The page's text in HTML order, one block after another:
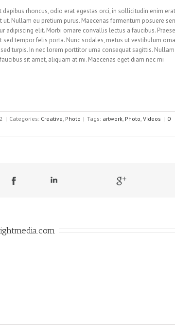
rhoncus, odio erat egestas orci, in sollicitudin enim
Nullam eu pretium purus. Maecenas fermentum posuere
adipiscing elit. Morbi ornare convallis lectus a faucibus.
tempor felis porta. Nunc sodales, metus ut vestibulum
turpis. In nec lorem porttitor urna consequat sagittis. Nullam
sit amet, aliquam at mi. Maecenas eget diam nec mi
| Categories: Creative Photo | Tags: artwork Photo Videos | 0